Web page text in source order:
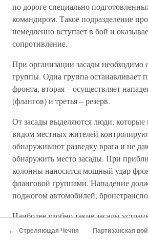
по дороге специально
командиром. Такое подразделение
немедленно вступает в бой и
сопротивление.
При организации засады необходимо
группы. Одна группа останавливает
фронта, вторая – осуществляет
(флангов) и третья – резерв.
От засады выделяются люди, которые
видом местных жителей
обнаруживают разведку врага и не
обнаружить место засады. При
колонны наносится мощный удар
фланговой группами. Нападение
поджогом автомобилей,
Наиболее удобно такие засады
горной местности, особенно в узких
← Стреляющая Чечня Партизанская